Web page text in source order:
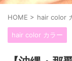
HOME > hair color
hair color カラー